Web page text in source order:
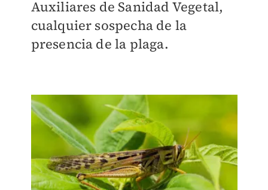
Auxiliares de Sanidad Vegetal,
cualquier sospecha de la
presencia de la plaga.